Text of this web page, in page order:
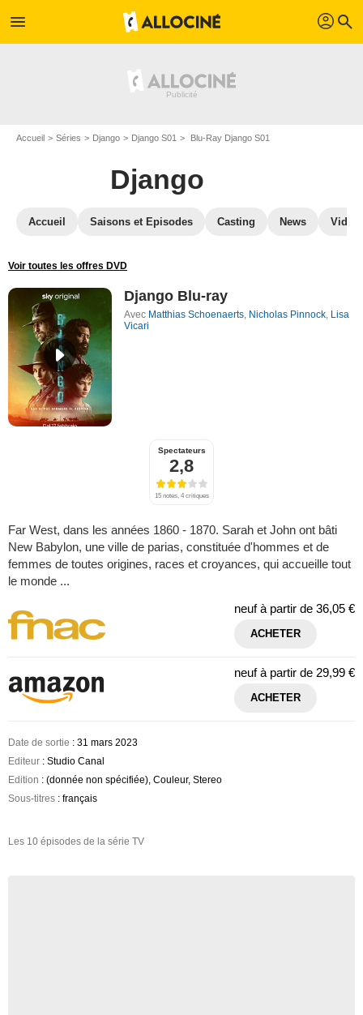
menu profil search
Accueil Séries Django Django S01 Blu-Ray Django S01
Django
Accueil Saisons et Episodes Casting News
Voir toutes les offres DVD
Django Blu-ray
Avec Matthias Schoenaerts, Nicholas Pinnock, Lisa
Vicari
Spectateurs
2,8
15 notes, 4 critiques
Far West, dans les années 1860 - 1870. Sarah et John ont bâti
New Babylon, une ville de parias, constituée d'hommes et de
femmes de toutes origines, races et croyances, qui accueille tout
le monde ...
neuf à partir de 36,05 €
ACHETER
neuf à partir de 29,99 €
ACHETER
Date de sortie : 31 mars 2023
Editeur : Studio Canal
Edition : (donnée non spécifiée), Couleur, Stereo
Sous-titres : français
Les 10 épisodes de la série TV